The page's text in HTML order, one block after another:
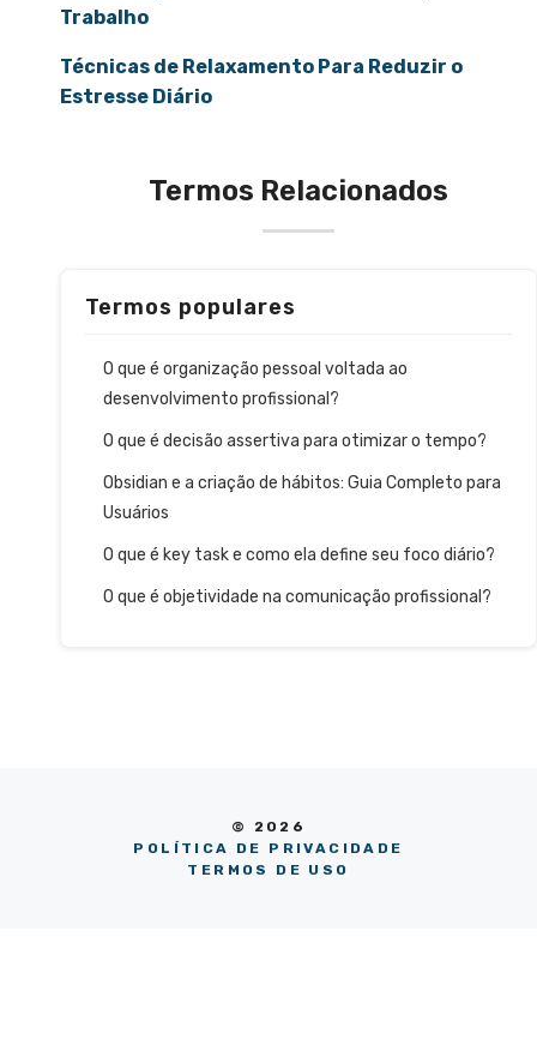
Trabalho
Técnicas de Relaxamento Para Reduzir o
Estresse Diário
Termos Relacionados
Termos populares
O que é organização pessoal voltada ao
desenvolvimento profissional?
O que é decisão assertiva para otimizar o tempo?
Obsidian e a criação de hábitos: Guia Completo para
Usuários
O que é key task e como ela define seu foco diário?
O que é objetividade na comunicação profissional?
© 2026
POLÍTICA DE PRIVACIDADE
TERMOS DE USO